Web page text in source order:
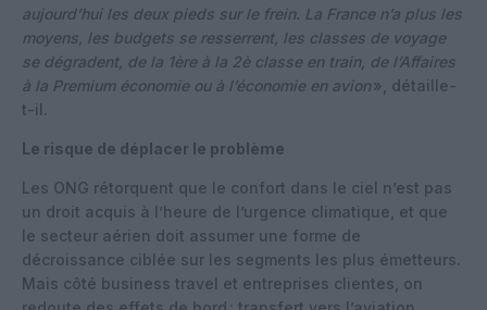
aujourd’hui les deux pieds sur le frein. La France n’a plus les
moyens, les budgets se resserrent, les classes de voyage
se dégradent, de la 1ère à la 2è classe en train, de l’Affaires
à la Premium économie ou à l’économie en avion», détaille-
t-il.
Le risque de déplacer le problème
Les ONG rétorquent que le confort dans le ciel n’est pas
un droit acquis à l’heure de l’urgence climatique, et que
le secteur aérien doit assumer une forme de
décroissance ciblée sur les segments les plus émetteurs.
Mais côté business travel et entreprises clientes, on